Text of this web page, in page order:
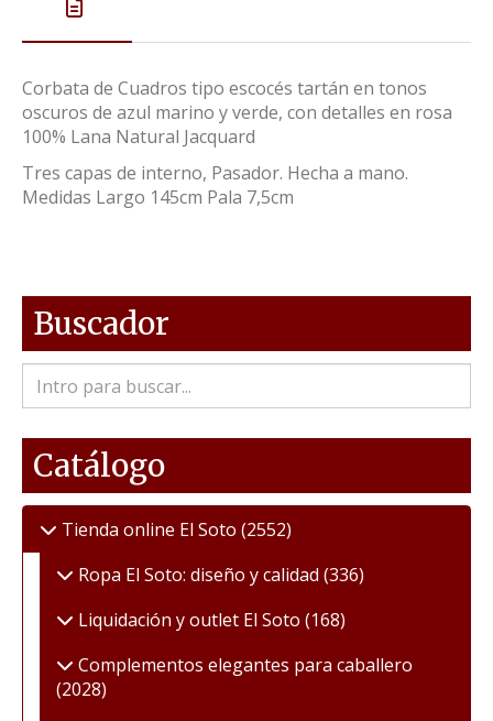
Corbata de Cuadros tipo escocés tartán en tonos
oscuros de azul marino y verde, con detalles en rosa
100% Lana Natural Jacquard
Tres capas de interno, Pasador. Hecha a mano.
Medidas Largo 145cm Pala 7,5cm
Buscador
Catálogo
Tienda online El Soto (2552)
Ropa El Soto: diseño y calidad (336)
Liquidación y outlet El Soto (168)
Complementos elegantes para caballero
(2028)